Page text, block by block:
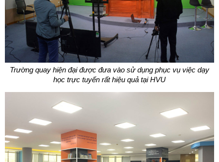
Trường quay hiện đại được đưa vào sử dụng phục vụ việc dạy
học trực tuyến rất hiệu quả tại HVU